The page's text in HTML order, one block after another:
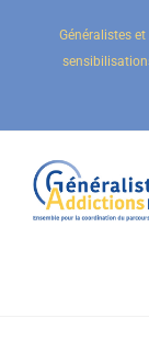
Généralistes et